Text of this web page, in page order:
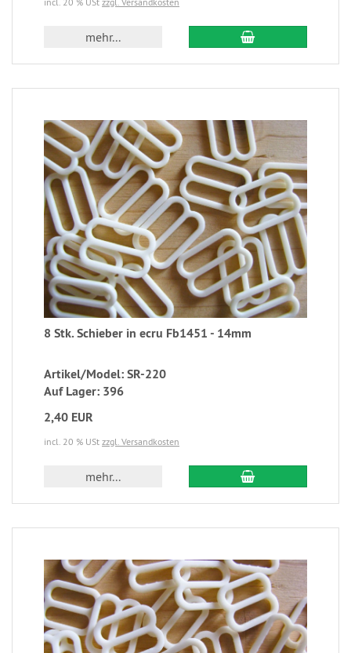
mehr...
8 Stk. Schieber in ecru Fb1451 - 14mm
Artikel/Model: SR-220
Auf Lager: 396
2,40 EUR
incl. 20 % USt zzgl. Versandkosten
mehr...